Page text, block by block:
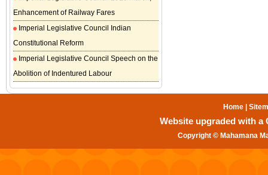
Enhancement of Railway Fares
Imperial Legislative Council Indian
Constitutional Reform
Imperial Legislative Council Speech on the
Abolition of Indentured Labour
Home
Website upgraded with a
Copyright © Mahamana